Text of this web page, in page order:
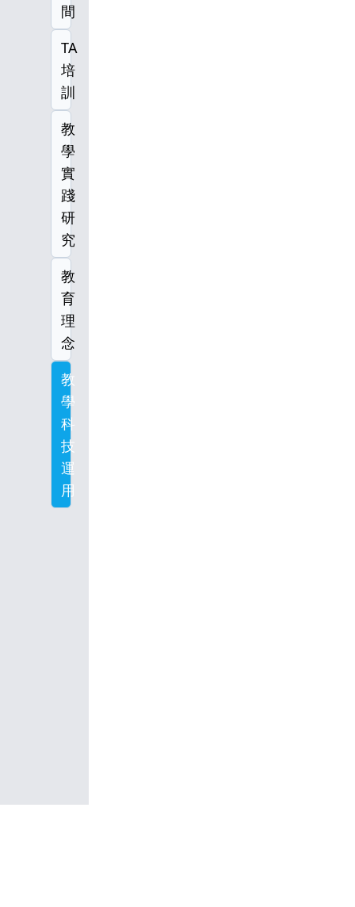
間
TA
培
訓
教
學
實
踐
研
究
教
育
理
念
教
學
科
技
運
用